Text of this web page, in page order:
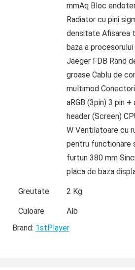
mmAq Bloc
Radiator cu pini
densitate Afisarea
baza a
Jaeger FDB Rand
groase Cablu de
multimod
aRGB (3pin) 3 pin +
header (Screen)
W Ventilatoare cu
pentru functionare
furtun 380 mm
placa de baza
Greutate 2 Kg
Culoare
Alb
Brand: 1stPlayer